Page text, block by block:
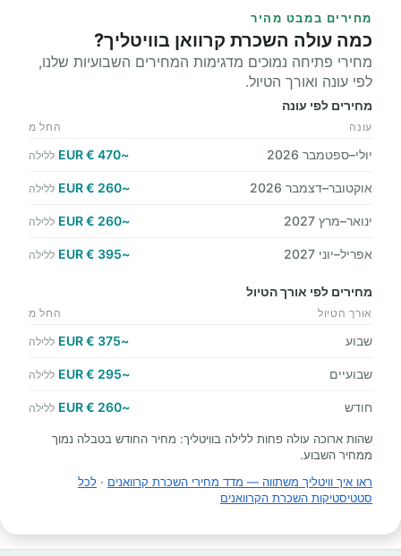
מחירים במבט מהיר
כמה עולה השכרת קרוואן בוויטליך?
מחירי פתיחה נמוכים מדגימות המחירים השבועיות שלנו,
לפי עונה ואורך הטיול.
מחירים לפי עונה
עונה החל מ
יולי–ספטמבר 2026 ~470 € EUR ללילה
אוקטובר–דצמבר 2026 ~260 € EUR ללילה
ינואר–מרץ 2027 ~260 € EUR ללילה
אפריל–יוני 2027 ~395 € EUR ללילה
מחירים לפי אורך הטיול
אורך הטיול החל מ
שבוע ~375 € EUR ללילה
שבועיים ~295 € EUR ללילה
חודש ~260 € EUR ללילה
שהות ארוכה עולה פחות ללילה בוויטליך: מחיר החודש בטבלה נמוך
ממחיר השבוע.
ראו איך וויטליך משתווה — מדד מחירי השכרת קרוואנים · לכל
סטטיסטיקות השכרת הקרוואנים